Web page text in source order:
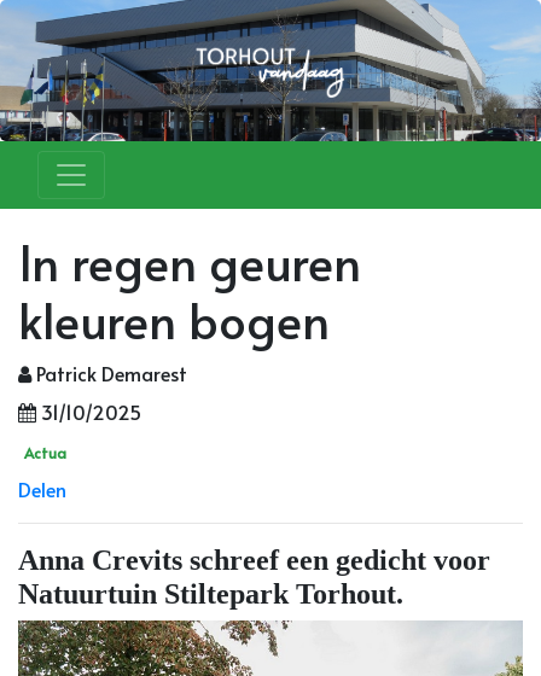
In regen geuren
kleuren bogen
Patrick Demarest
31/10/2025
Actua
Delen
Anna Crevits schreef een gedicht voor
Natuurtuin Stiltepark Torhout.